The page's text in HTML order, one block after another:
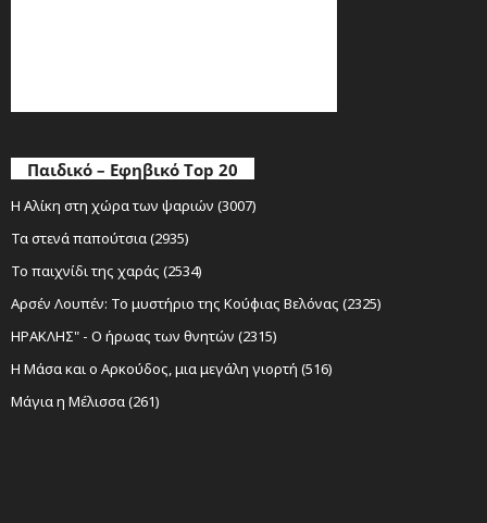
Παιδικό – Εφηβικό Top 20
Η Αλίκη στη χώρα των ψαριών (3007)
Τα στενά παπούτσια (2935)
Το παιχνίδι της χαράς (2534)
Αρσέν Λουπέν: Το μυστήριο της Κούφιας Βελόνας (2325)
ΗΡΑΚΛΗΣ" - Ο ήρωας των θνητών (2315)
Η Μάσα και ο Αρκούδος, μια μεγάλη γιορτή (516)
Μάγια η Μέλισσα (261)